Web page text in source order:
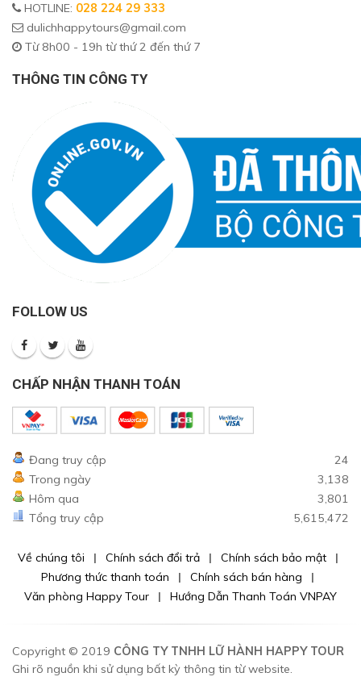
HOTLINE: 028 224 29 333
dulichhappytours@gmail.com
Từ 8h00 - 19h từ thứ 2 đến thứ 7
THÔNG TIN CÔNG TY
FOLLOW US
CHẤP NHẬN THANH TOÁN
Đang truy cập
24
Trong ngày
3,138
Hôm qua
3,801
Tổng truy cập
5,615,472
Về chúng tôi Chính sách đổi trả
Chính sách bảo mật
Phương thức thanh toán
Chính sách bán hàng
Văn phòng Happy Tour
Hướng Dẫn Thanh Toán VNPAY
Copyright © 2019 CÔNG TY TNHH LỮ HÀNH HAPPY TOUR
Ghi rõ nguồn khi sử dụng bất kỳ thông tin từ website.